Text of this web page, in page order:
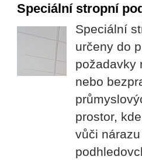
Speciální stropní
Speciální
určeny do
požadavky
nebo
prostor,
vůči